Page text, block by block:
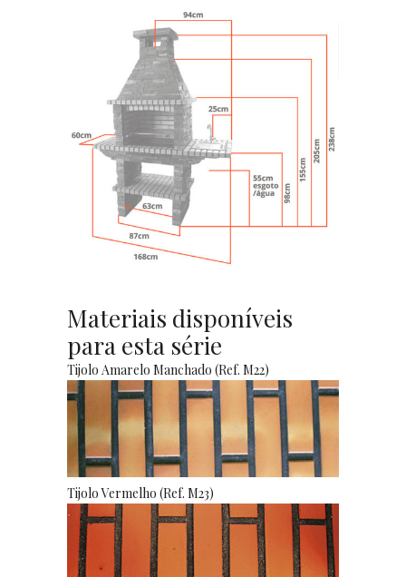
Materiais disponíveis
para esta série
Tijolo Amarelo Manchado (Ref. M22)
Tijolo Vermelho (Ref. M23)